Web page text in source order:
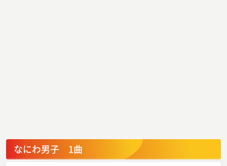
なにわ男子 1曲